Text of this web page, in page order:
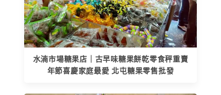
水湳市場糖果店｜古早味糖果餅乾零食秤重賣
年節喜慶家庭最愛 北屯糖果零售批發